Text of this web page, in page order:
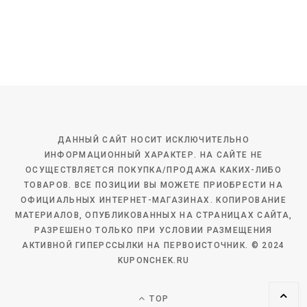
ДАННЫЙ САЙТ НОСИТ ИСКЛЮЧИТЕЛЬНО
ИНФОРМАЦИОННЫЙ ХАРАКТЕР. НА САЙТЕ НЕ
ОСУЩЕСТВЛЯЕТСЯ ПОКУПКА/ПРОДАЖА КАКИХ-ЛИБО
ТОВАРОВ. ВСЕ ПОЗИЦИИ ВЫ МОЖЕТЕ ПРИОБРЕСТИ НА
ОФИЦИАЛЬНЫХ ИНТЕРНЕТ-МАГАЗИНАХ. КОПИРОВАНИЕ
МАТЕРИАЛОВ, ОПУБЛИКОВАННЫХ НА СТРАНИЦАХ САЙТА,
РАЗРЕШЕНО ТОЛЬКО ПРИ УСЛОВИИ РАЗМЕЩЕНИЯ
АКТИВНОЙ ГИПЕРССЫЛКИ НА ПЕРВОИСТОЧНИК. © 2024
KUPONCHEK.RU
TOP